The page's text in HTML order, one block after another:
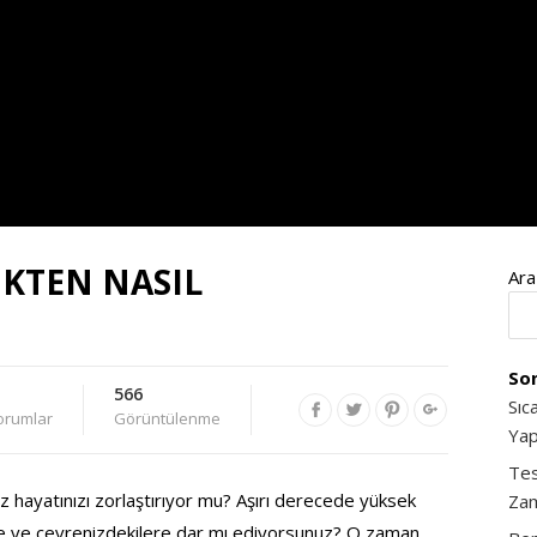
NASIL
566
Görüntülenme
zorlaştırıyor mu? Aşırı derecede yüksek
ve çevrenizdekilere dar mı ediyorsunuz? O zaman
Ara